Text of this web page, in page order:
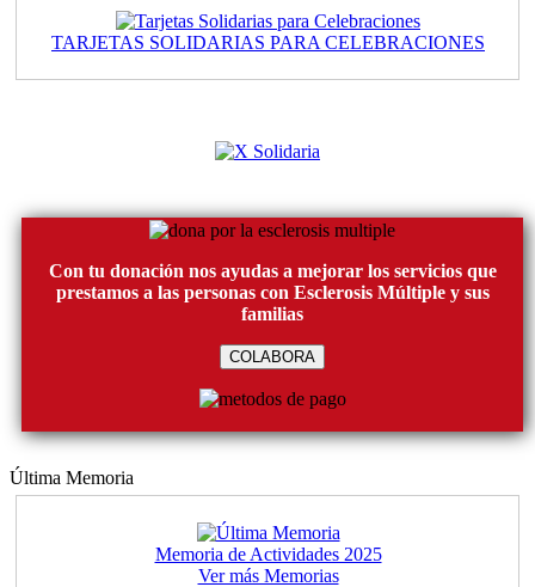
TARJETAS SOLIDARIAS PARA CELEBRACIONES
Con tu donación nos ayudas a mejorar los servicios que
prestamos a las personas con Esclerosis Múltiple y sus
familias
COLABORA
Última Memoria
Memoria de Actividades 2025
Ver más Memorias